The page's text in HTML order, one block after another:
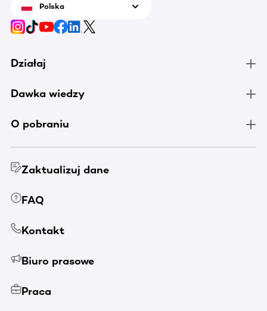
Polska
Działaj
Dawka wiedzy
O pobraniu
Zaktualizuj dane
FAQ
Kontakt
Biuro prasowe
Praca